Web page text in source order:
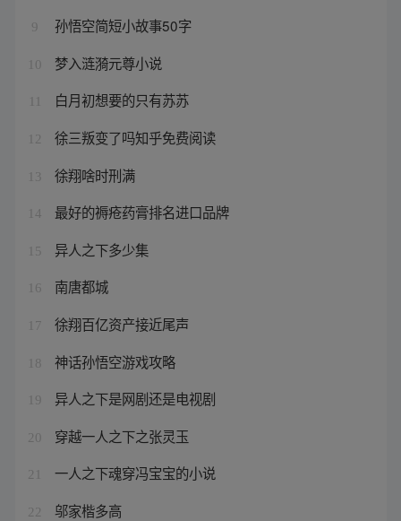
9 孙悟空简短小故事50字
10 梦入涟漪元尊小说
白月初想要的只有苏苏
12 徐三叛变了吗知乎免费阅读
13 徐翔啥时刑满
14 最好的褥疮药膏排名进口品牌
15 异人之下多少集
16 南唐都城
17 徐翔百亿资产接近尾声
18 神话孙悟空游戏攻略
19 异人之下是网剧还是电视剧
20 穿越一人之下之张灵玉
21 一人之下魂穿冯宝宝的小说
22 邬家楷多高